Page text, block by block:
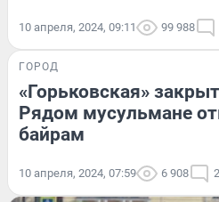
10 апреля, 2024, 09:11 99 988
ГОРОД
«Горьковская»
Рядом мусульмане
байрам
10 апреля, 2024, 07:59 6 908